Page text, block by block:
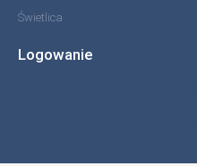
Świetlica
Logowanie